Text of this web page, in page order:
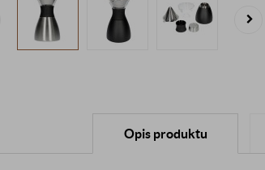
Opis produktu